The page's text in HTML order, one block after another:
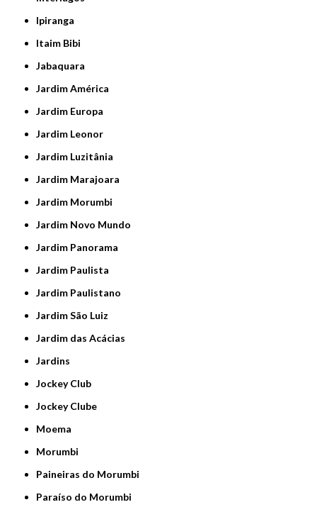
Ipiranga
Itaim Bibi
Jabaquara
Jardim América
Jardim Europa
Jardim Leonor
Jardim Luzitânia
Jardim Marajoara
Jardim Morumbi
Jardim Novo Mundo
Jardim Panorama
Jardim Paulista
Jardim Paulistano
Jardim São Luiz
Jardim das Acácias
Jardins
Jockey Club
Jockey Clube
Moema
Morumbi
Paineiras do Morumbi
Paraíso do Morumbi